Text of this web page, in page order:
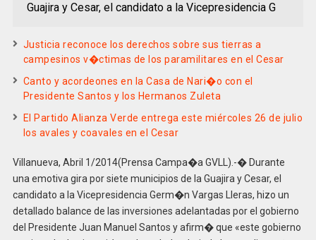
Guajira y Cesar, el candidato a la Vicepresidencia G
Justicia reconoce los derechos sobre sus tierras a
campesinos v�ctimas de los paramilitares en el Cesar
Canto y acordeones en la Casa de Nari�o con el
Presidente Santos y los Hermanos Zuleta
El Partido Alianza Verde entrega este miércoles 26 de julio
los avales y coavales en el Cesar
Villanueva, Abril 1/2014(Prensa Campa�a GVLL).-� Durante
una emotiva gira por siete municipios de la Guajira y Cesar, el
candidato a la Vicepresidencia Germ�n Vargas Lleras, hizo un
detallado balance de las inversiones adelantadas por el gobierno
del Presidente Juan Manuel Santos y afirm� que «este gobierno